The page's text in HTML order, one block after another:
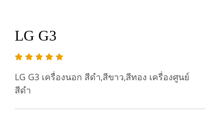
LG G3
LG G3 เครื่องนอก สีดำ,สีขาว,สีทอง เครื่องศูนย์
สีดำ